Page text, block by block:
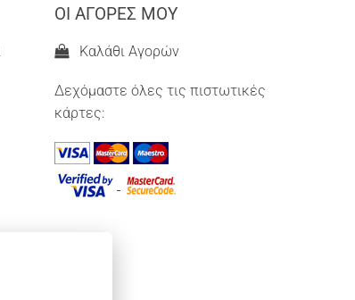
ΟΙ ΑΓΟΡΕΣ ΜΟΥ
Καλάθι Αγορών
Δεχόμαστε όλες τις πιστωτικές
κάρτες: